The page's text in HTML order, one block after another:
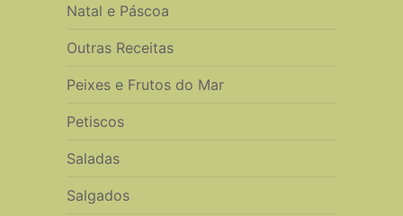
Natal e Páscoa
Outras Receitas
Peixes e Frutos do Mar
Petiscos
Saladas
Salgados